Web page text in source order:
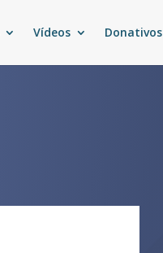
Vídeos Donativos